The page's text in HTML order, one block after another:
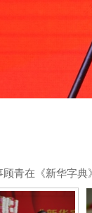
青在《新华字